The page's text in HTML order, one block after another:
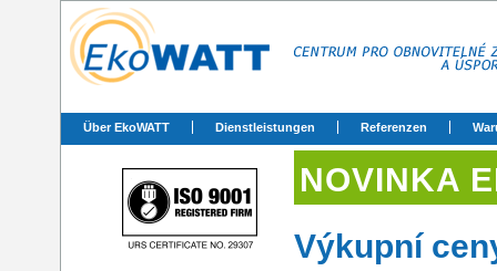
Über EkoWATT Dienstleistungen Referenzen
NOVINKA
Výkupní